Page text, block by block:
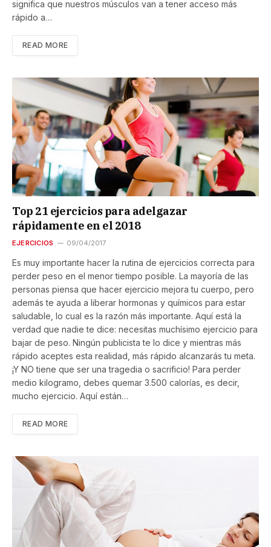
significa que nuestros músculos van a tener acceso más
rápido a…
READ MORE
Top 21 ejercicios para adelgazar
rápidamente en el 2018
EJERCICIOS 09/04/2017
Es muy importante hacer la rutina de ejercicios correcta para
perder peso en el menor tiempo posible. La mayoría de las
personas piensa que hacer ejercicio mejora tu cuerpo, pero
además te ayuda a liberar hormonas y químicos para estar
saludable, lo cual es la razón más importante. Aquí está la
verdad que nadie te dice: necesitas muchísimo ejercicio para
bajar de peso. Ningún publicista te lo dice y mientras más
rápido aceptes esta realidad, más rápido alcanzarás tu meta.
¡Y NO tiene que ser una tragedia o sacrificio! Para perder
medio kilogramo, debes quemar 3.500 calorías, es decir,
mucho ejercicio. Aquí están…
READ MORE